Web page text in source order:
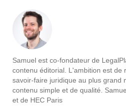
Samuel est co-fondateur de
contenu éditorial. L'ambition est de
savoir-faire juridique au plus grand
contenu simple et de qualité.
et de HEC Paris